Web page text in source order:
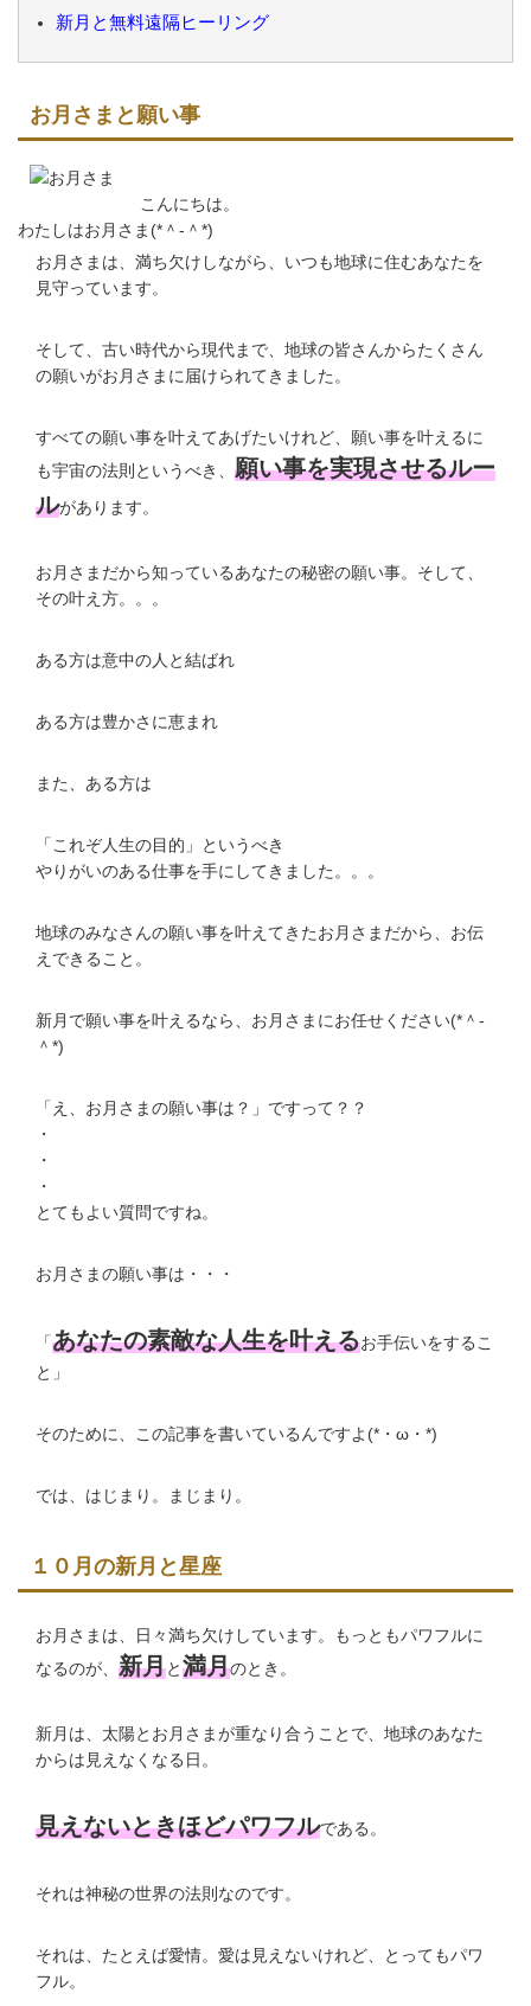
新月と無料遠隔ヒーリング
お月さまと願い事
こんにちは。
わたしはお月さま(*＾-＾*)
お月さまは、満ち欠けしながら、いつも地球に住むあなたを
見守っています。
そして、古い時代から現代まで、地球の皆さんからたくさん
の願いがお月さまに届けられてきました。
すべての願い事を叶えてあげたいけれど、願い事を叶えるに
も宇宙の法則というべき、 願い事を実現させるルー
ルがあります。
お月さまだから知っているあなたの秘密の願い事。そして、
その叶え方。。。
ある方は意中の人と結ばれ
ある方は豊かさに恵まれ
また、ある方は
「これぞ人生の目的」というべき
やりがいのある仕事を手にしてきました。。。
地球のみなさんの願い事を叶えてきたお月さまだから、お伝
えできること。
新月で願い事を叶えるなら、お月さまにお任せください(*＾-
＾*)
「え、お月さまの願い事は？」ですって？？
・
・
・
とてもよい質問ですね。
お月さまの願い事は・・・
「あなたの素敵な人生を叶えるお手伝いをするこ
と」
そのために、この記事を書いているんですよ(*・ω・*)
では、はじまり。まじまり。
１０月の新月と星座
お月さまは、日々満ち欠けしています。もっともパワフルに
なるのが、 新月と満月のとき。
新月は、太陽とお月さまが重なり合うことで、地球のあなた
からは見えなくなる日。
見えないときほどパワフルである。
それは神秘の世界の法則なのです。
それは、たとえば愛情。愛は見えないけれど、とってもパワ
フル。